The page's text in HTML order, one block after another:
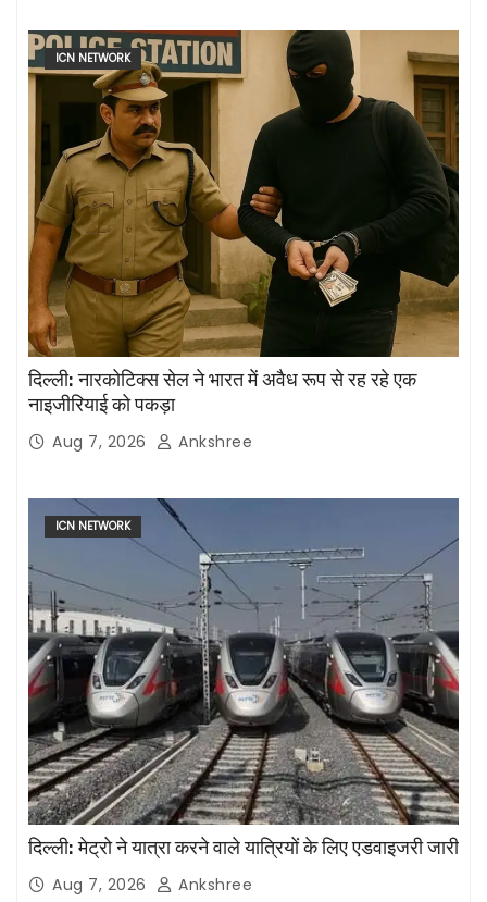
ICN NETWORK
दिल्ली: नारकोटिक्स सेल ने भारत में अवैध रूप से रह रहे एक
नाइजीरियाई को पकड़ा
Aug 7, 2026 Ankshree
ICN NETWORK
दिल्ली: मेट्रो ने यात्रा करने वाले यात्रियों के लिए एडवाइजरी जारी
Aug 7, 2026 Ankshree